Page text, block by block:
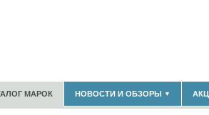
(14298)
МАРОК НОВОСТИ И ОБЗОРЫ ▼